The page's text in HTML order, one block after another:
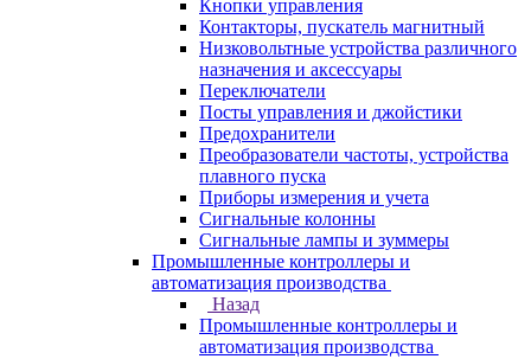
Кнопки управления
Контакторы, пускатель магнитный
Низковольтные устройства различного
назначения и аксессуары
Переключатели
Посты управления и джойстики
Предохранители
Преобразователи частоты, устройства
плавного пуска
Приборы измерения и учета
Сигнальные колонны
Сигнальные лампы и зуммеры
Промышленные контроллеры и
автоматизация производства
Назад
Промышленные контроллеры и
автоматизация производства